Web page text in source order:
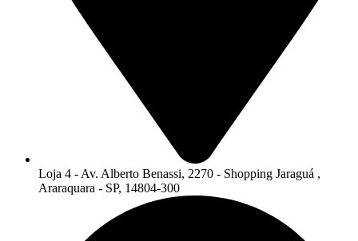
Loja 4 - Av. Alberto Benassi, 2270 - Shopping Jaraguá ,
Araraquara - SP, 14804-300